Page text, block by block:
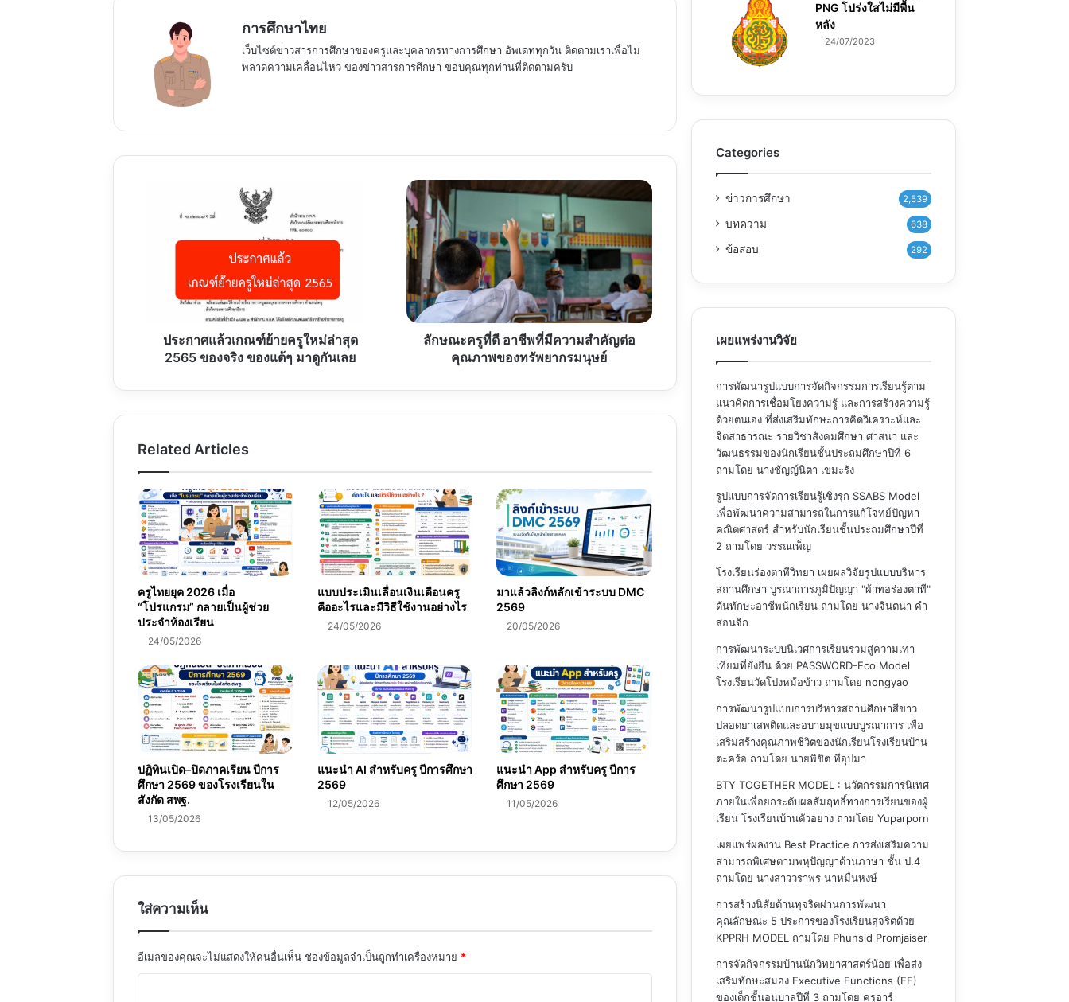
การศึกษาไทย
เว็บไซต์ข่าวสารการศึกษาของครูและบุคลากรทางการศึกษา อัพเดททุกวัน ติดตามเราเพื่อไม่
พลาดความเคลื่อนไหว ของข่าวสารการศึกษา ขอบคุณทุกท่านที่ติดตามครับ
มา
ประกาศแล้วเกณฑ์ย้ายครูใหม่ล่าสุด
2565 ของจริง ของแต้ๆ มาดูกันเลย
ลักษณะ
ครู
ที่
ดี
อาชีพ
มี
ความ
สำคัญ
ทรัพยากร
ลักษณะครูที่ดี อาชีพที่มีความสำคัญต่อ
คุณภาพของทรัพยากรมนุษย์
Related Articles
ครูไทยยุค 2026 เมื่อ
“โปรแกรม” กลายเป็นผู้ช่วย
ประจำห้องเรียน
24/05/2026
แบบประเมินเลื่อนเงินเดือนครู
คืออะไรและมีวิธีใช้งานอย่างไร
24/05/2026
มาแล้วลิงก์หลักเข้าระบบ DMC
2569
20/05/2026
ปฏิทินเปิด–ปิดภาคเรียน ปีการ
ศึกษา 2569 ของโรงเรียนใน
สังกัด สพฐ.
13/05/2026
แนะนำ AI สำหรับครู ปีการศึกษา
2569
12/05/2026
แนะนำ App สำหรับครู ปีการ
ศึกษา 2569
11/05/2026
ใส่ความเห็น
อีเมลของคุณจะไม่แสดงให้คนอื่นเห็น ช่องข้อมูลจำเป็นถูกทำเครื่องหมาย *
PNG โปร่งใสไม่มีพื้น
หลัง
24/07/2023
Categories
ข่าวการศึกษา 2,539
บทความ 638
ข้อสอบ 292
เผยแพร่งานวิจัย
การพัฒนารูปแบบการจัดกิจกรรมการเรียนรู้ตาม
แนวคิดการเชื่อมโยงความรู้ และการสร้างความรู้
ด้วยตนเอง ที่ส่งเสริมทักษะการคิดวิเคราะห์และ
จิตสาธารณะ รายวิชาสังคมศึกษา ศาสนา และ
วัฒนธรรมของนักเรียนชั้นประถมศึกษาปีที่ 6
ถามโดย นางชัญญ์นิตา เขมะรัง
รูปแบบการจัดการเรียนรู้เชิงรุก SSABS Model
เพื่อพัฒนาความสามารถในการแก้โจทย์ปัญหา
คณิตศาสตร์ สำหรับนักเรียนชั้นประถมศึกษาปีที่
2 ถามโดย วรรณเพ็ญ
โรงเรียนร่องตาทีวิทยา เผยผลวิจัยรูปแบบบริหาร
สถานศึกษา บูรณาการภูมิปัญญา "ผ้าทอร่องตาที"
ดันทักษะอาชีพนักเรียนถามโดย นางจินตนา คำ
สอนจิก
การพัฒนาระบบนิเวศการเรียนรวมสู่ความเท่า
เทียมที่ยั่งยืน ด้วย PASSWORD-Eco Model
โรงเรียนวัดโป่งหม้อข้าวถามโดย nongyao
การพัฒนารูปแบบการบริหารสถานศึกษาสีขาว
ปลอดยาเสพติดและอบายมุขแบบบูรณาการ เพื่อ
เสริมสร้างคุณภาพชีวิตของนักเรียนโรงเรียนบ้าน
ตะคร้อ ถามโดย นายพิชิต ทีอุปมา
BTY TOGETHER MODEL : นวัตกรรมการนิเทศ
ภายในเพื่อยกระดับผลสัมฤทธิ์ทางการเรียนของผู้
เรียน โรงเรียนบ้านตัวอย่างถามโดย Yuparporn
เผยแพร่ผลงาน Best Practice การส่งเสริมความ
สามารถพิเศษตามพหุปัญญาด้านภาษา ชั้น ป.4
ถามโดย นางสาววราพร นาหมื่นหงษ์
การสร้างนิสัยต้านทุจริตผ่านการพัฒนา
คุณลักษณะ 5 ประการของโรงเรียนสุจริตด้วย
KPPRH MODELถามโดย Phunsid Promjaiser
การจัดกิจกรรมบ้านนักวิทยาศาสตร์น้อย เพื่อส่ง
เสริมทักษะสมอง Executive Functions (EF)
ของเด็กชั้นอนุบาลปีที่ 3ถามโดย ครูอาร์